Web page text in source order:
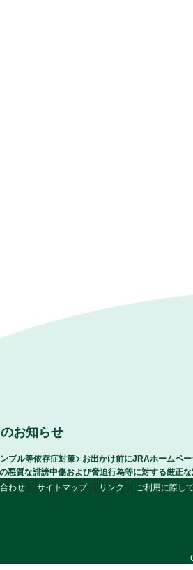
お知らせ
ブル等依存症対策
お出かけ前にJRAホームペ
悪質な誹謗中傷および脅迫行為等に対する厳正
わせ
サイトマップ リンク ご利用に際し